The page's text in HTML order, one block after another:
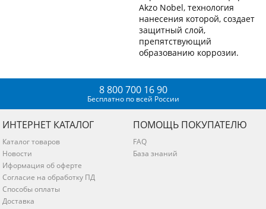
Akzo Nobel, технология
нанесения которой, создает
защитный слой,
препятствующий
образованию коррозии.
8 800 700 16 90
Бесплатно по всей России
ИНТЕРНЕТ КАТАЛОГ
Каталог товаров
Новости
Иформация об оферте
Согласие на обработку ПД
Способы оплаты
Доставка
ПОМОЩЬ ПОКУПАТЕЛЮ
FAQ
База знаний